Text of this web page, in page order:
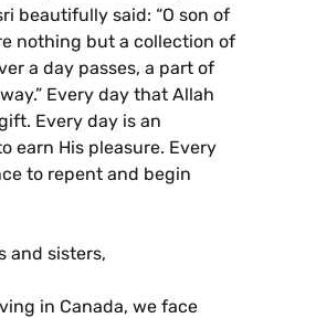
beautifully said: “O son of
nothing but a collection of
a day passes, a part of
Every day that Allah
Every day is an
earn His pleasure. Every
to repent and begin
and sisters,
in Canada, we face